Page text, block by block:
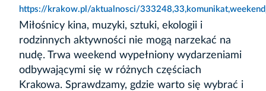
https://krakow.pl/aktualnosci/
Miłośnicy kina, muzyki, sztuki, ekologii i
rodzinnych aktywności nie mogą narzekać na
nudę. Trwa weekend wypełniony wydarzeniami
odbywającymi się w różnych częściach
Krakowa. Sprawdzamy, gdzie warto się wybrać i